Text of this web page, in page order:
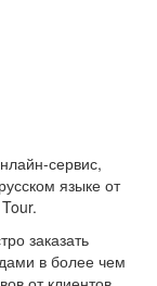
сервис,
языке от
заказать
в более чем